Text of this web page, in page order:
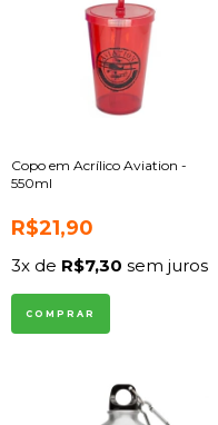
Copo em Acrílico Aviation -
550ml
R$21,90
3x de R$7,30 sem juros